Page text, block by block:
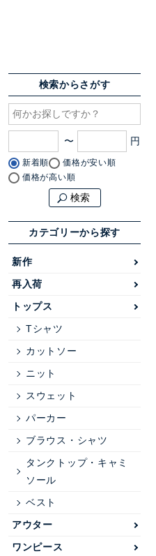
検索からさがす
〜
新着順
価格が安い順
価格が高い順
検索
カテゴリーから探す
新作
再入荷
トップス
Tシャツ
カットソー
ニット
スウェット
パーカー
ブラウス・シャツ
タンクトップ・キャミ
ソール
ベスト
アウター
ワンピース